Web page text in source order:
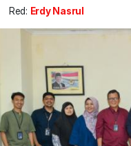
Red: Erdy Nasrul